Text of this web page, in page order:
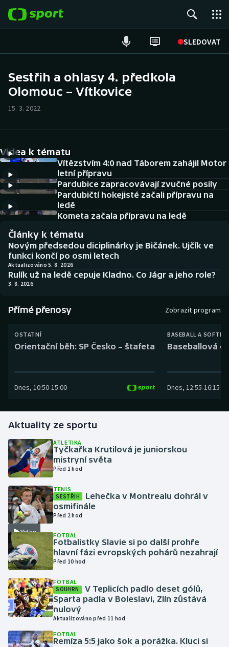
SLEDOVAT
Hokej
Cyklistika
DALŠÍ SPORTY
Americký fotbal
Baseball a softbal
Basketbal
Biatlon
Boby a skeleton
Box
Dostihy
Florbal
Golf
Házená
Jezdectví
Judo
Krasobruslení
Lezení
Lyže a snowboard
NEPŘEHLÉDNĚTE
Soutěže
Historické návraty
Aplikace ČT sport
AZ kvíz
Sestřih a ohlasy 4. předkola
Olomouc – Vítkovice
15. 3. 2022
Videa k tématu
Vítězstvím 4:0 nad Táborem zahájil Motor
letní přípravu
Pardubice zapracovávají zvučné posily
Pardubičtí hokejisté začali přípravu na
ledě
Kometa začala přípravu na ledě
Články k tématu
Novým předsedou diciplinárky je Bičánek. Ujčík ve
funkci končí po osmi letech
Aktualizováno 5. 8. 2026
Rulík už na ledě cepuje Kladno. Co Jágr a jeho role?
3. 8. 2026
Přímé přenosy Zobrazit program
OSTATNÍ
Orientační běh: SP Česko – štafeta
Dnes, 10:50-15:00
BASEBALL A
Baseballová
Dnes, 12:55-16:15
Aktuality ze sportu
ATLETIKA
Tyčkařka Krutilová je juniorskou
mistryní světa
Před 1 hod
Video
TENIS
SESTŘIH
Lehečka v Montrealu dohrál v
osmifinále
Před 2 hod
FOTBAL
Fotbalistky Slavie si po další prohře
hlavní fázi evropských pohárů nezahrají
Před 10 hod
FOTBAL
SOUHRN
V Teplicích padlo deset gólů,
Sparta padla v Boleslavi, Zlín zůstává
nulový
Aktualizováno před 11 hod
FOTBAL
Remíza 5:5 jako šok a porážka. Kluci si